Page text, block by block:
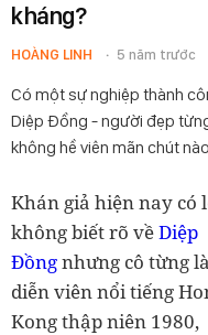
kháng?
HOÀNG LINH 5 năm trước
Có một sự nghiệp thành
Diệp Đồng - người đẹp
không hề viên mãn chút
Khán giả hiện nay có
không biết rõ vềDiệp
Đồngnhưng cô từng
diễn viên nổi tiếng
Kong thập niên 1980,